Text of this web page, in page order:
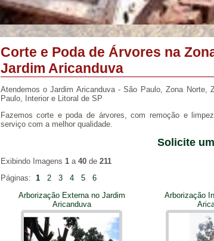
Corte e Poda de Árvores na
Jardim Aricanduva
Atendemos o Jardim Aricanduva - São Paulo, Zona
Paulo, Interior e Litoral de SP
Fazemos corte e poda de árvores, com remoção e
serviço com a melhor qualidade.
Solicite
Exibindo Imagens 1a 40de 211
Páginas: 1 2 3 4 5
6
Arborização Externa no Jardim
Aricanduva
Arborização